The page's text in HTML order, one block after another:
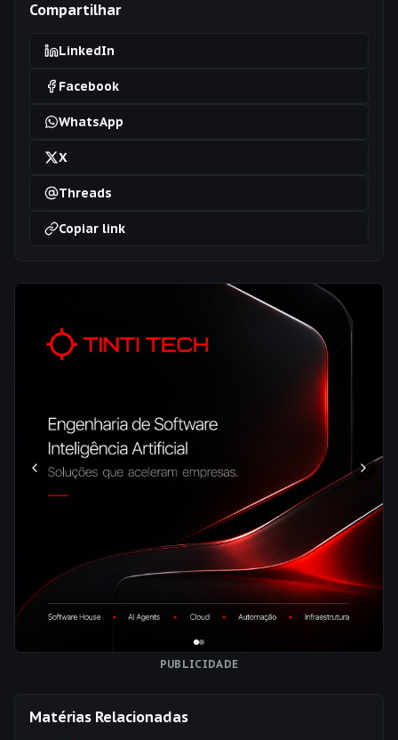
Compartilhar
LinkedIn
Facebook
WhatsApp
X
Threads
Copiar link
PUBLICIDADE
Matérias Relacionadas